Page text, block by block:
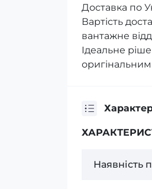
Доставка по
Вартість
вантажне
Iдеальне
Наявність